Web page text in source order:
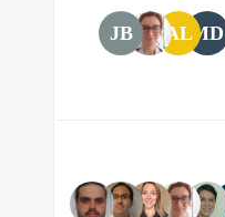
JB ALMD